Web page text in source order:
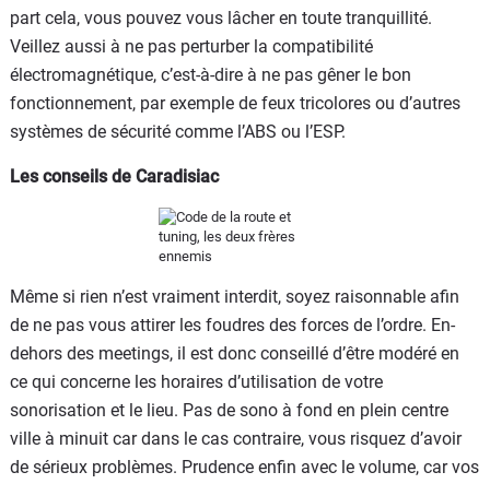
part cela, vous pouvez vous lâcher en toute tranquillité.
Veillez aussi à ne pas perturber la compatibilité
électromagnétique, c’est-à-dire à ne pas gêner le bon
fonctionnement, par exemple de feux tricolores ou d’autres
systèmes de sécurité comme l’ABS ou l’ESP.
Les conseils de Caradisiac
Même si rien n’est vraiment interdit, soyez raisonnable afin
de ne pas vous attirer les foudres des forces de l’ordre. En-
dehors des meetings, il est donc conseillé d’être modéré en
ce qui concerne les horaires d’utilisation de votre
sonorisation et le lieu. Pas de sono à fond en plein centre
ville à minuit car dans le cas contraire, vous risquez d’avoir
de sérieux problèmes. Prudence enfin avec le volume, car vos